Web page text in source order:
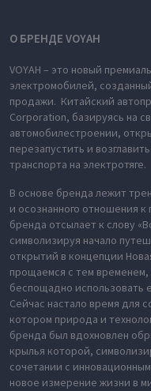
О БРЕНДЕ VOYAH
VOYAH – это новый
электромобилей,
продажи. Китайский
Corporation, базируясь на
автомобилестроении,
перезапустить и
транспорта на электротяге.
В основе бренда лежит
и осознанного отношения
бренда отсылает к слову
символизируя начало
открытий в концепции
прощаемся с тем временем,
беспощадно использовать
Сейчас настало время для
котором природа и
бренда был вдохновлен
крылья которой,
сочетании с
новое измерение жизни в